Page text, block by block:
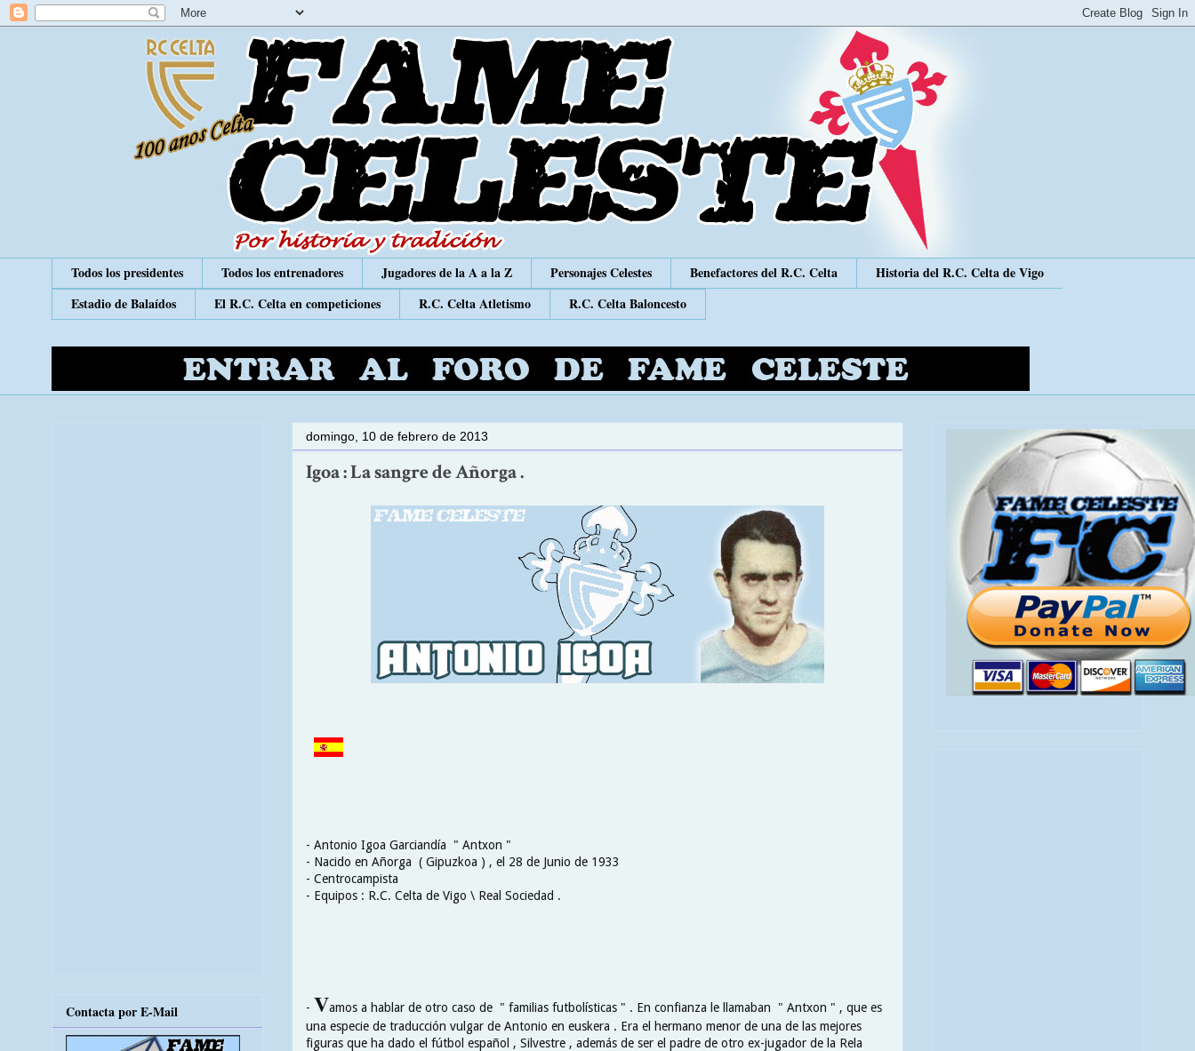
Todos los presidentes Todos los entrenadores Jugadores de la A a la Z Personajes Celestes Benefactores del R.C. Celta
Historia del R.C. Celta de Vigo
Estadio de Balaídos
El R.C. Celta en competiciones R.C. Celta Atletismo R.C. Celta Baloncesto
domingo, 10 de febrero de 2013
Igoa : La sangre de Añorga .
- Antonio Igoa Garciandía " Antxon "
- Nacido en Añorga ( Gipuzkoa ) , el 28 de Junio de 1933
- Centrocampista
- Equipos : R.C. Celta de Vigo \ Real Sociedad .
- Vamos a hablar de otro caso de " familias futbolísticas " . En confianza le llamaban " Antxon " , que es
una especie de traducción vulgar de Antonio en euskera . Era el hermano menor de una de las mejores
figuras que ha dado el fútbol español , Silvestre , además de ser el padre de otro ex-jugador de la Rela
Contacta por E-Mail